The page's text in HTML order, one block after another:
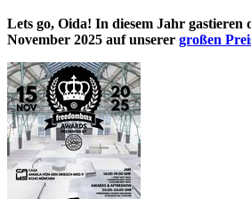
Lets go, Oida! In diesem Jahr
November 2025 auf unserer großen